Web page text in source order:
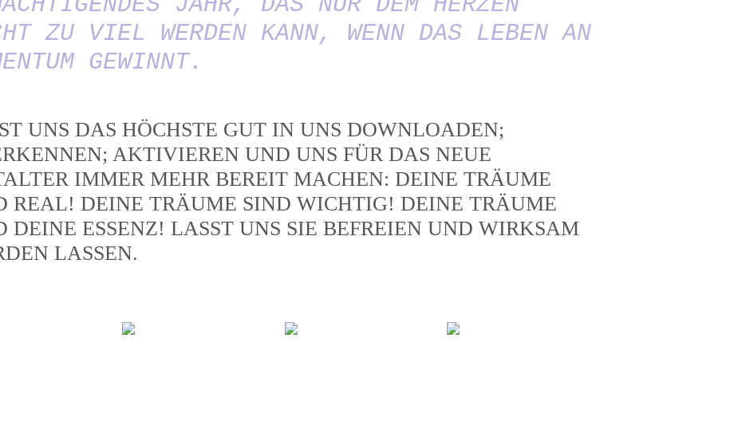
ZU VIEL WERDEN KANN, WENN DAS LEBEN AN
GEWINNT.
UNS DAS HÖCHSTE GUT IN UNS DOWNLOADEN;
AKTIVIEREN UND UNS FÜR DAS NEUE
IMMER MEHR BEREIT MACHEN: DEINE TRÄUME
REAL! DEINE TRÄUME SIND WICHTIG! DEINE TRÄUME
DEINE ESSENZ! LASST UNS SIE BEFREIEN UND WIRKSAM
LASSEN.